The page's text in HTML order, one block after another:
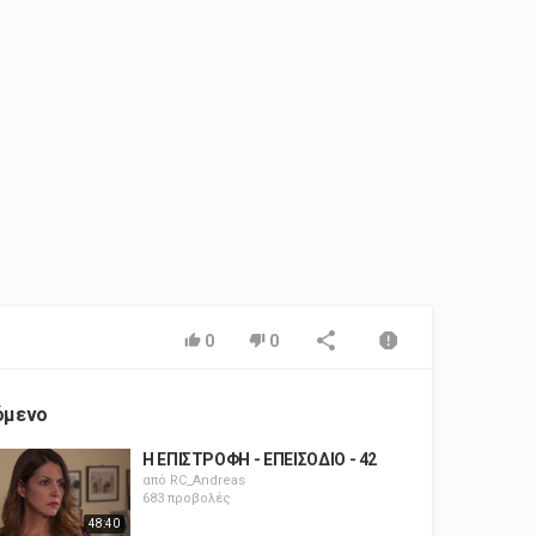
0 0
48:40
Η ΕΠΙΣΤΡΟΦΗ - ΕΠΕΙΣΟΔΙΟ - 42
από RC_Andreas
683 προβολές